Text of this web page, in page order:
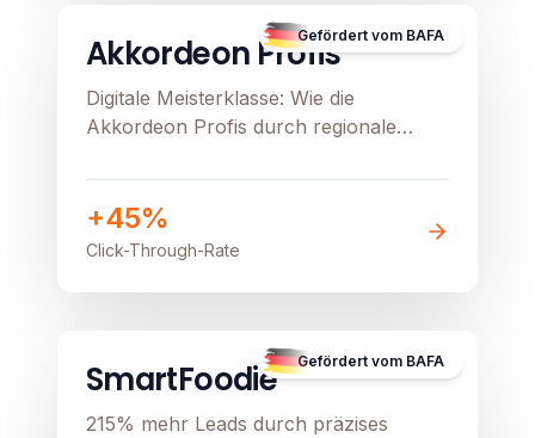
Gefördert vom BAFA
Akkordeon Profis
Digitale Meisterklasse: Wie die
Akkordeon Profis durch regionale
stationären Verkauf beflügeln
+45%
Click-Through-Rate
Gefördert vom BAFA
B2B
SmartFoodie
215% mehr Leads durch präzises